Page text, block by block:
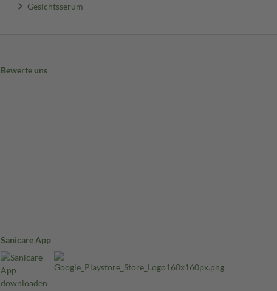
Gesichtsserum
Bewerte uns
Sanicare App